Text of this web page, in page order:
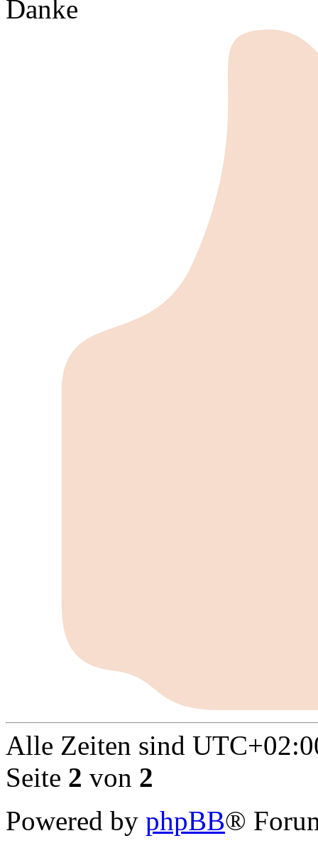
Danke
Alle Zeiten sind
Seite 2 von 2
Powered by phpBB®